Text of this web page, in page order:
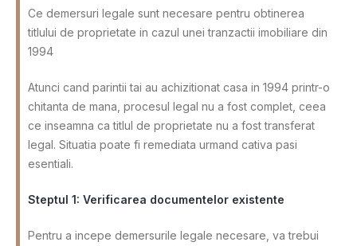
Ce demersuri legale sunt necesare pentru obtinerea
titlului de proprietate in cazul unei tranzactii imobiliare din
1994
Atunci cand parintii tai au achizitionat casa in 1994 printr-o
chitanta de mana, procesul legal nu a fost complet, ceea
ce inseamna ca titlul de proprietate nu a fost transferat
legal. Situatia poate fi remediata urmand cativa pasi
esentiali.
Steptul 1: Verificarea documentelor existente
Pentru a incepe demersurile legale necesare, va trebui